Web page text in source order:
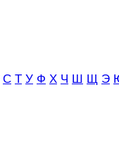
С Т У Ф Х Ч Ш Щ Э